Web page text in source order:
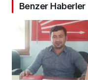
Benzer Haberler